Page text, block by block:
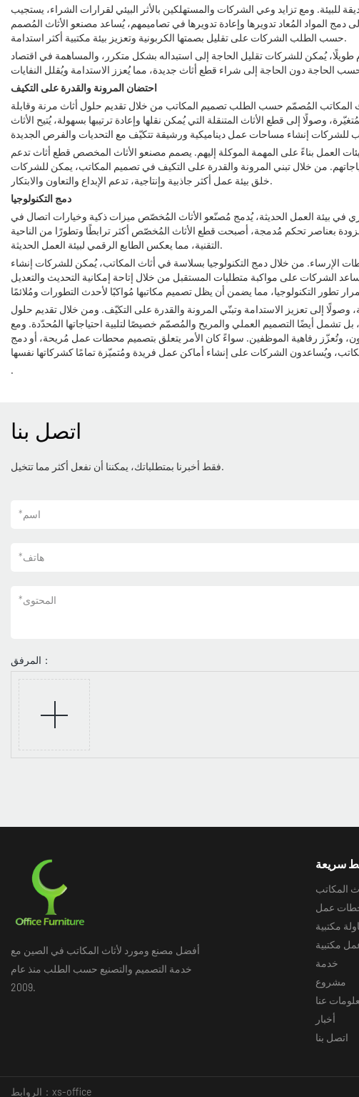
ومع تزايد وعي الشركات والمستهلكين بالأثر البيئي لقرارات الشراء، يستجيب
المُعاد تدويرها وإعادة تدويرها في تصاميمهم، يُساعد مصنعو الأثاث المُصمم
حسب الطلب الشركات على تقليل بصمتها الكربونية وتعزيز بيئة مكتبية أكثر استدامة.
يُمكن للشركات تقليل الحاجة إلى استبداله بشكل متكرر، والمساهمة في اقتصاد
احتضان المرونة والقدرة على التكيف
المكاتب المُصمّم حسب الطلب تصميم المكاتب من خلال تقديم حلول أثاث مرنة وقابلة
وصولًا إلى قطع الأثاث المتنقلة التي يُمكن نقلها وإعادة ترتيبها بسهولة، يُتيح الأثاث
العمل بناءً على المهمة الموكلة إليهم. يصمم مصنعو الأثاث المخصص قطع أثاث تدعم
من خلال تبني المرونة والقدرة على التكيف في تصميم المكاتب، يمكن للشركات
خلق بيئة عمل أكثر جاذبية وإنتاجية، تدعم الإبداع والتعاون والابتكار.
دمج التكنولوجيا
في بيئة العمل الحديثة، يُدمج مُصنّعو الأثاث المُخصّص ميزات ذكية وخيارات اتصال في
بعناصر تحكم مُدمجة، أصبحت قطع الأثاث المُخصّص أكثر ترابطًا وتطورًا من الناحية
التقنية، مما يعكس الطابع الرقمي لبيئة العمل الحديثة.
الإرساء. من خلال دمج التكنولوجيا بسلاسة في أثاث المكاتب، يُمكن للشركات إنشاء
الشركات على مواكبة متطلبات المستقبل من خلال إتاحة إمكانية التحديث والتعديل
إلى تعزيز الاستدامة وتبنّي المرونة والقدرة على التكيّف. ومن خلال تقديم حلول
أيضًا التصميم العملي والمريح والمُصمّم خصيصًا لتلبية احتياجاتها المُحدّدة. ومع
وتُعزّز رفاهية الموظفين. سواءً كان الأمر يتعلق بتصميم محطات عمل مُريحة، أو دمج
.
اتصل بنا
فقط أخبرنا بمتطلباتك، يمكننا أن نفعل أكثر مما تتخيل.
*اسم
*هاتف
*المحتوى
المرفق：
أفضل مصنع ومورد لأثاث المكاتب في الصين مع
خدمة التصميم والتصنيع حسب الطلب منذ عام
2009.
سريعة
المكاتب
عمل
مكتبية
مكتبية
خدمة
مشروع
عنا
أخبار
اتصل بنا
الروابط： xs-office